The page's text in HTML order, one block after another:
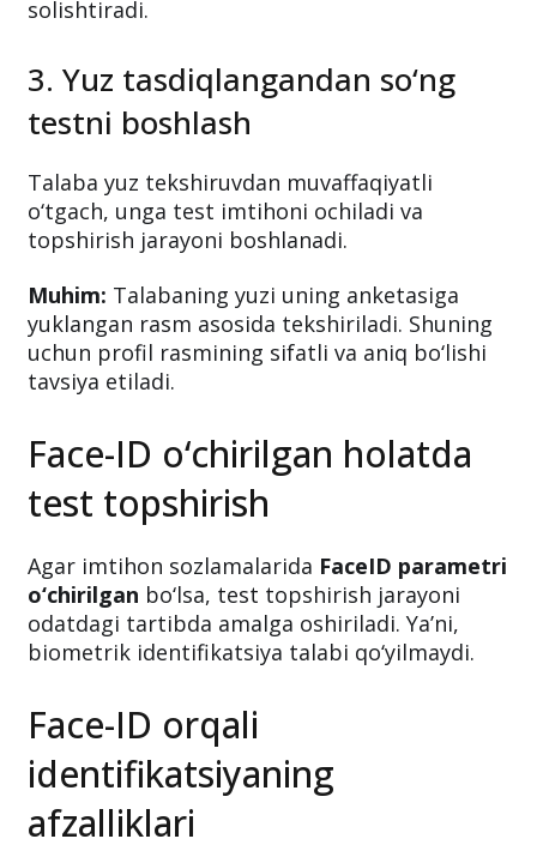
solishtiradi.
3. Yuz tasdiqlangandan so‘ng
testni boshlash
Talaba yuz tekshiruvdan muvaffaqiyatli
o‘tgach, unga test imtihoni ochiladi va
topshirish jarayoni boshlanadi.
Muhim: Talabaning yuzi uning anketasiga
yuklangan rasm asosida tekshiriladi. Shuning
uchun profil rasmining sifatli va aniq bo‘lishi
tavsiya etiladi.
Face-ID o‘chirilgan holatda
test topshirish
Agar imtihon sozlamalarida FaceID parametri
o‘chirilgan bo‘lsa, test topshirish jarayoni
odatdagi tartibda amalga oshiriladi. Ya’ni,
biometrik identifikatsiya talabi qo‘yilmaydi.
Face-ID orqali
identifikatsiyaning
afzalliklari